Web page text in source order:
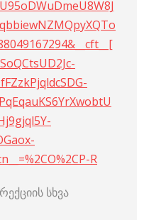
R
სხვა